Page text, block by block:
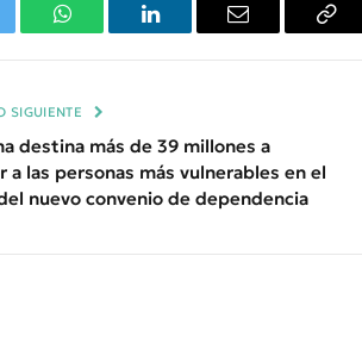
WhatsAppLinkedIn Email
SIGUIENTE
destina más de 39 millones a
a las personas más vulnerables en el
nuevo convenio de dependencia